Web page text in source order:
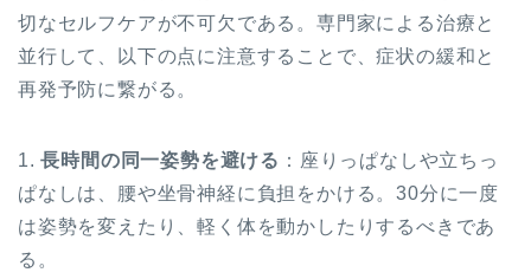
切なセルフケアが不可欠である。専門家による治療と
並行して、以下の点に注意することで、症状の緩和と
再発予防に繋がる。
1.長時間の同一姿勢を避ける ：座りっぱなしや立ちっ
ぱなしは、腰や坐骨神経に負担をかける。30分に一度
は姿勢を変えたり、軽く体を動かしたりするべきであ
る。